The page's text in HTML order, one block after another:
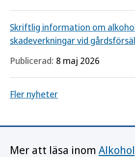
Skriftlig information om
skadeverkningar vid
Publicerad: 8 maj 2026
Fler nyheter
Mer att läsa inom